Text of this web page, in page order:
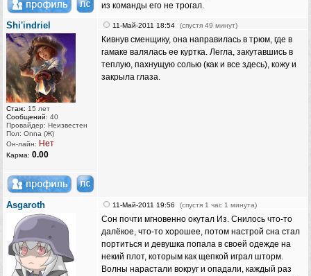
из команды его не трогал.
Shi'indriel
Стаж: 15 лет
Сообщений: 40
Провайдер: Неизвестен
Пол: Onna (Ж)
Он-лайн: Нет
Карма: 0.00
11-Май-2011 18:54 (спустя 49 минут)
Кивнув сменщику, она направилась в трюм, где в
гамаке валялась ее куртка. Легла, закутавшись в
теплую, пахнущую солью (как и все здесь), кожу и
закрыла глаза.
Asgaroth 11-Май-2011 19:56 (спустя 1 час 1 минута)
Сон почти мгновенно окутал Из. Снилось что-то
далёкое, что-то хорошее, потом настрой сна стал
портиться и девушка попала в своей одежде на
некий плот, которым как щепкой играл шторм.
Волны нарастали вокруг и опадали, каждый раз